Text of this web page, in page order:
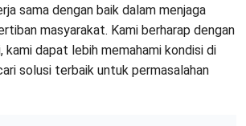
sama dengan baik dalam menjaga
masyarakat. Kami berharap dengan
kami dapat lebih memahami kondisi di
solusi terbaik untuk permasalahan